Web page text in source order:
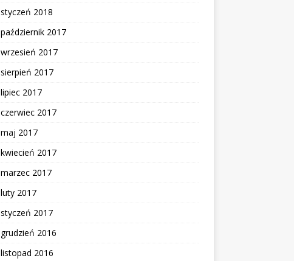
styczeń 2018
październik 2017
wrzesień 2017
sierpień 2017
lipiec 2017
czerwiec 2017
maj 2017
kwiecień 2017
marzec 2017
luty 2017
styczeń 2017
grudzień 2016
listopad 2016